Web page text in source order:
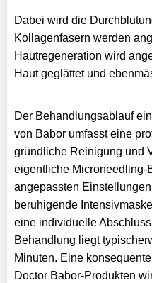
Dabei wird die
Kollagenfasern werden
Hautregeneration wird
Haut geglättet und
Der Behandlungsablauf
von Babor umfasst eine
gründliche Reinigung und
eigentliche Microneedling-
angepassten
beruhigende
eine individuelle
Behandlung liegt
Minuten. Eine
Doctor Babor-Produkten